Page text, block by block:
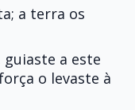
a terra os
a este
o levaste à